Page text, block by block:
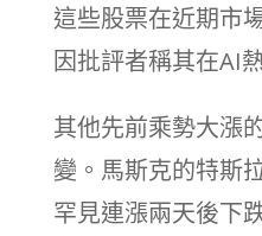
這些股票在近期市
因批評者稱其在AI
其他先前乘勢大漲
變。馬斯克的特斯
罕見連漲兩天後下